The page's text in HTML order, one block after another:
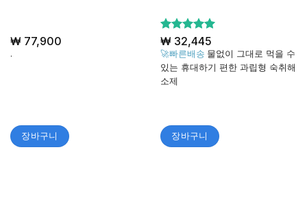
₩77,900
.
장바구니
5 중에서
5로 평가
됨
₩32,445
🚀빠른배송 물없이 그대로 먹을 수
있는 휴대하기 편한 과립형 숙취해
소제
장바구니